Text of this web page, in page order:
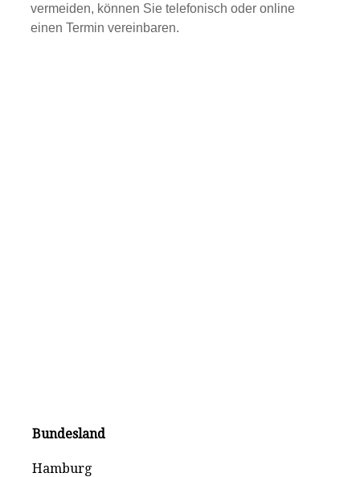
vermeiden, können Sie telefonisch oder online
einen Termin vereinbaren.
Bundesland
Hamburg